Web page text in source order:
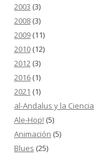
2003 (3)
2008 (3)
2009 (11)
2010 (12)
2012 (3)
2016 (1)
2021 (1)
al-Andalus y la Ciencia
Ale-Hop! (5)
Animación (5)
Blues (25)